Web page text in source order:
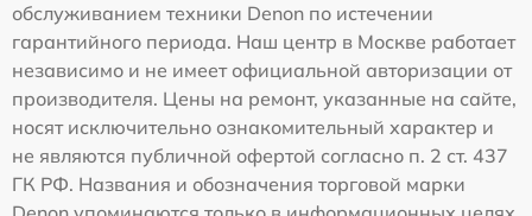
обслуживанием техники Denon по истечении
гарантийного периода. Наш центр в Москве работает
независимо и не имеет официальной авторизации от
производителя. Цены на ремонт, указанные на сайте,
носят исключительно ознакомительный характер и
не являются публичной офертой согласно п. 2 ст. 437
ГК РФ. Названия и обозначения торговой марки